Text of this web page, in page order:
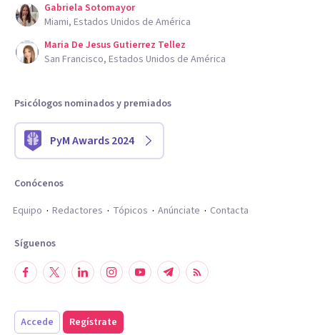
Gabriela Sotomayor
Miami, Estados Unidos de América
Maria De Jesus Gutierrez Tellez
San Francisco, Estados Unidos de América
Psicólogos nominados y premiados
PyM Awards 2024
Conócenos
Equipo
Redactores Tópicos Anúnciate Contacta
Síguenos
Accede Regístrate